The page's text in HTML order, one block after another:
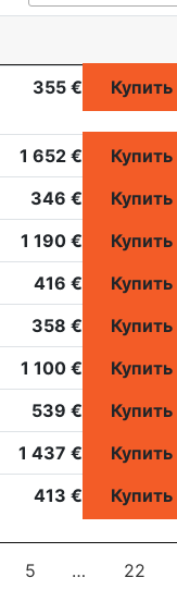
355 € Купить
1 652 €
Купить
346 €
Купить
1 190 €
Купить
416 €
Купить
358 €
Купить
1 100 €
Купить
539 €
Купить
1 437 €
Купить
413 € Купить
5 … 22